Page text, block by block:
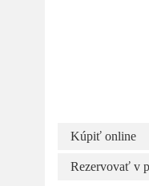
Kúpiť online
Rezervovať v